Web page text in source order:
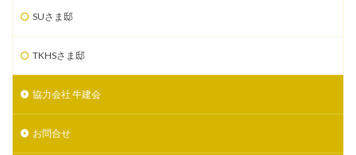
SUさま邸
TKHSさま邸
協力会社 牛建会
お問合せ